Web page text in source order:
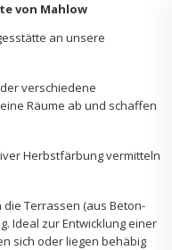
von Mahlow
an unsere
verschiedene
Räume ab und schaffen
Herbstfärbung vermitteln
Terrassen (aus Beton-
Ideal zur Entwicklung einer
sich oder liegen behäbig